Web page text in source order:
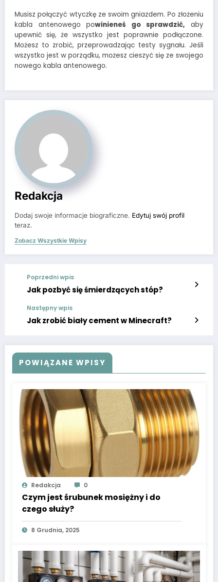
Musisz połączyć wtyczkę ze swoim gniazdem. Po złożeniu
kabla antenowego powinieneś go sprawdzić, aby
upewnić się, że wszystko jest poprawnie podłączone.
Możesz to zrobić, przeprowadzając testy sygnału. Jeśli
wszystko jest w porządku, możesz cieszyć się ze swojego
nowego kabla antenowego.
Redakcja
Dodaj swoje informacje biograficzne. Edytuj swój profil
teraz.
Zobacz Wszystkie Wpisy
Poprzedni wpis
Jak pozbyć się śmierdzących stóp?
Następny wpis
Jak zrobić biały cement w Minecraft?
POWIĄZANE WPISY
Redakcja 0
Czym jest śrubunek mosiężny i do
czego służy?
8 Grudnia, 2025